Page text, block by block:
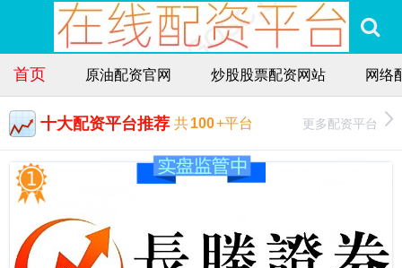
首页 原油配资官网 炒股股票配资网站 网络
十大配资平台推荐 共100+平台 更多配资平台